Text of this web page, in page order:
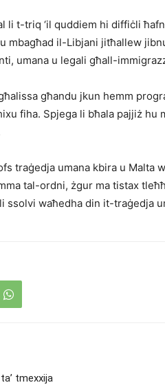
li t-triq ‘il quddiem hi diffiċli
mbagħad il-Libjani jitħallew
umana u legali għall-
għandu jkun hemm
fiha. Spjega li bħala pajjiż
traġedja umana kbira u Malta
tal-ordni, żgur ma tistax
ssolvi waħedha din it-traġedja
tmexxija